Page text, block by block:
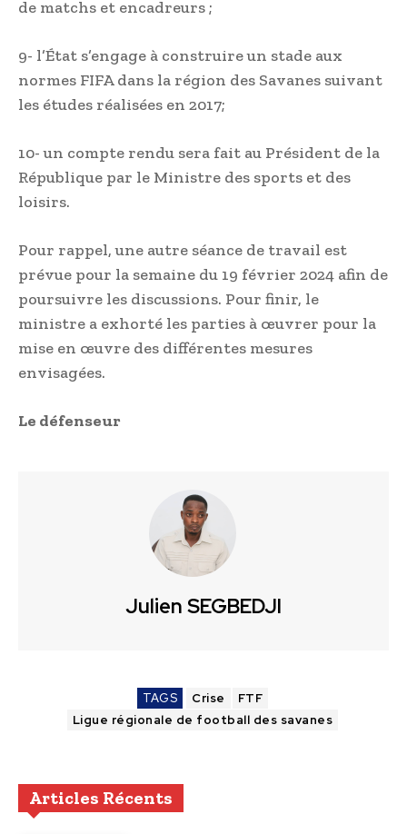
de matchs et encadreurs ;
9- l’État s’engage à construire un stade aux
normes FIFA dans la région des Savanes suivant
les études réalisées en 2017;
10- un compte rendu sera fait au Président de la
République par le Ministre des sports et des
loisirs.
Pour rappel, une autre séance de travail est
prévue pour la semaine du 19 février 2024 afin de
poursuivre les discussions. Pour finir, le
ministre a exhorté les parties à œuvrer pour la
mise en œuvre des différentes mesures
envisagées.
Le défenseur
Julien SEGBEDJI
TAGS Crise
FTF
Ligue régionale de football des savanes
Articles Récents